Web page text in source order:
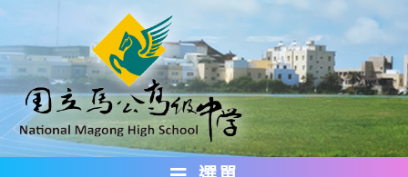
轉
主
要
內